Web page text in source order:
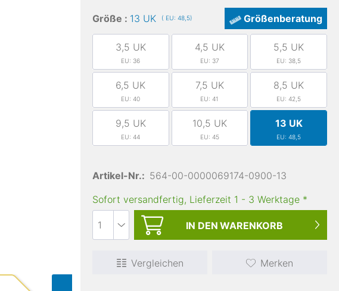
Größe : 13 UK ( EU: 48,5) Größenberatung
3,5 UK
EU: 36
4,5 UK
EU: 37
5,5 UK
EU: 38,5
6,5 UK
EU: 40
7,5 UK
EU: 41
8,5 UK
EU: 42,5
9,5 UK
EU: 44
10,5 UK
EU: 45
13 UK
EU: 48,5
Artikel-Nr.: 564-00-0000069174-0900-13
Sofort versandfertig, Lieferzeit 1 - 3 Werktage *
IN DEN WARENKORB
Vergleichen Merken